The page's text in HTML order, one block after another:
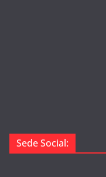
Sede Social: